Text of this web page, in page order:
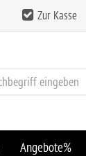
Zur Kasse
Angebote%